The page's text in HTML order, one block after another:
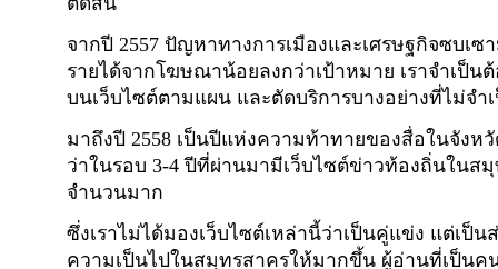
จากปี 2557 ปัญหาทางการเมืองและเศรษฐกิจซบเซ
รายได้จากโฆษณาน้อยลงกว่าเป้าหมาย เราจำเป็
บนเว็บไซต์ตามแผน และตัดบริการบางอย่างที่ไม่จำ
มาถึงปี 2558 เป็นปีแห่งความท้าทายของสื่อในจังห
ว่าในรอบ 3-4 ปีที่ผ่านมามีเว็บไซต์ข่าวท้องถิ่นในส
จำนวนมาก
ซึ่งเราไม่ได้มองเว็บไซต์เหล่านี้ว่าเป็นคู่แข่ง แต่เป็น
ความเป็นไปในสมุทรสาครให้มากขึ้น ผู้อ่านที่เป็นค